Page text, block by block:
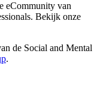
eCommunity van
Bekijk onze
de Social and Mental
.